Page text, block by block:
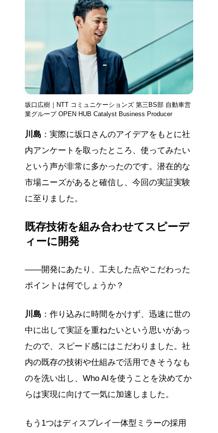
坂口広樹｜NTT コミュニケーションズ 第三BS部 自動車営
業グループ OPEN HUB Catalyst Business Producer
川島 ：実際に坂口さんのアイデアをもとに社
内アンケートを取ったところ、使ってみたい
という声が非常に多かったのです。潜在的な
市場ニーズがあると確信し、今回の実証実験
に至りました。
既存技術を組み合わせてスピーデ
ィーに開発
——開発にあたり、工夫した点やこだわった
ポイントは何でしょうか？
川島 ：作り込みに時間をかけず、迅速に世の
中に出して実証を重ねたいという思いがあっ
たので、スピード感にはこだわりました。社
内の既存の技術や仕組みで活用できそうなも
のを洗い出し、Who AIを使うことを決めてか
らは実現に向けて一気に加速しました。
もう1つはディスプレイ一体型ミラーの採用